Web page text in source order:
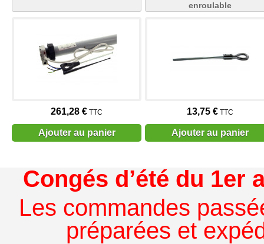
261,28 € TTC
Ajouter au panier
enroulable
13,75 €TTC
Ajouter au panier
Congés d’été du 1er
Les commandes
préparées et